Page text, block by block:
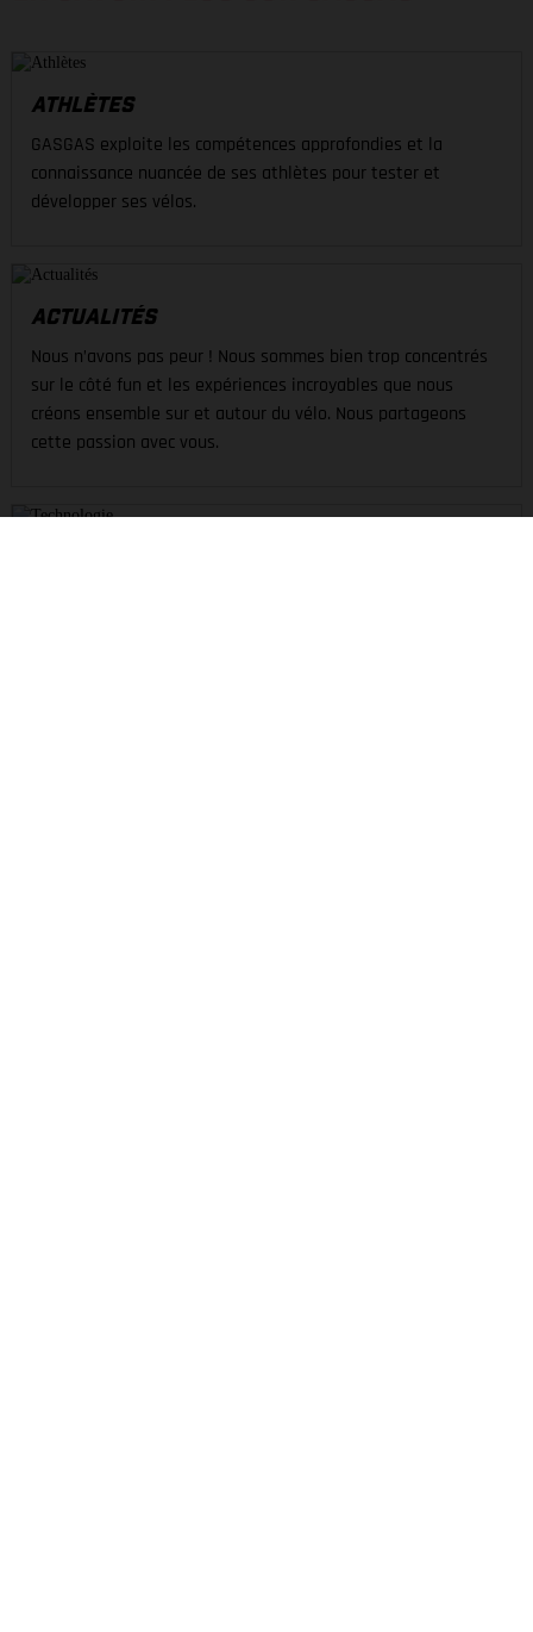
ATHLÈTES
GASGAS exploite les compétences approfondies et la
connaissance nuancée de ses athlètes pour tester et
développer ses vélos.
ACTUALITÉS
Nous n’avons pas peur ! Nous sommes bien trop concentrés
sur le côté fun et les expériences incroyables que nous
créons ensemble sur et autour du vélo. Nous partageons
cette passion avec vous.